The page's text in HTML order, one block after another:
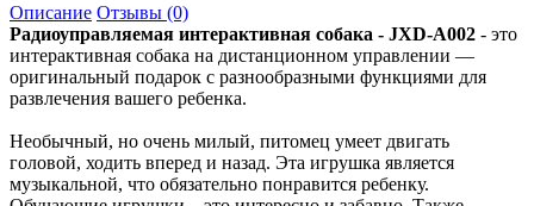
Описание Отзывы (0)
Радиоуправляемая интерактивная собака - JXD-A002 - это
интерактивная собака на дистанционном управлении —
оригинальный подарок с разнообразными функциями для
развлечения вашего ребенка.
Необычный, но очень милый, питомец умеет двигать
головой, ходить вперед и назад. Эта игрушка является
музыкальной, что обязательно понравится ребенку.